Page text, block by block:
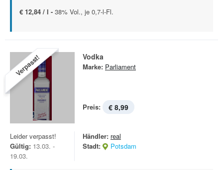
€ 12,84 / l - 38% Vol., je 0,7-l-Fl.
Verpasst! Vodka
Marke: Parliament
Preis: € 8,99
Leider verpasst!
Gültig: 13.03. -
19.03.
Händler: real
Stadt:
Potsdam